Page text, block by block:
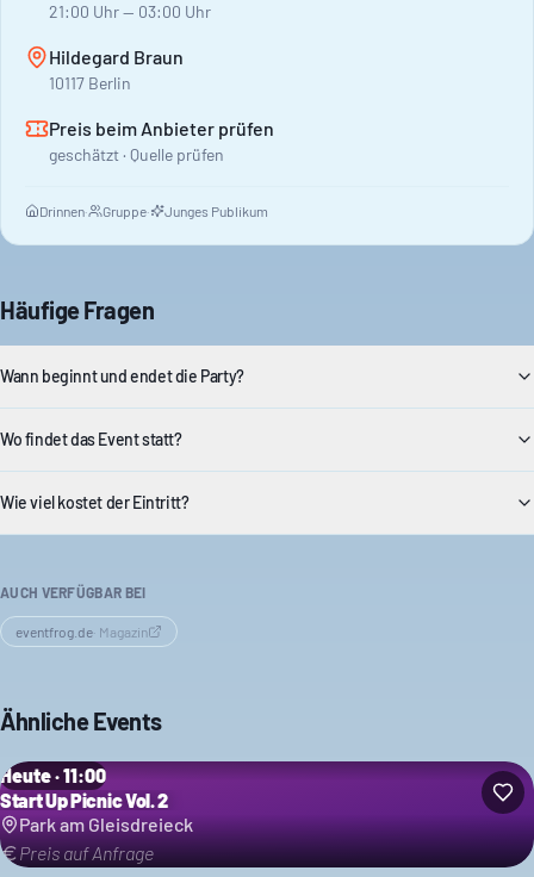
21:00 Uhr— 03:00 Uhr
Hildegard Braun
10117 Berlin
Preis beim Anbieter prüfen
geschätzt · Quelle prüfen
Drinnen· Gruppe· Junges Publikum
Häufige Fragen
Wann beginnt und endet die Party?
Wo findet das Event statt?
Wie viel kostet der Eintritt?
AUCH VERFÜGBAR BEI
eventfrog.de· Magazin
Ähnliche Events
Heute · 11:00
Start Up Picnic Vol. 2
Park am Gleisdreieck
Preis auf Anfrage